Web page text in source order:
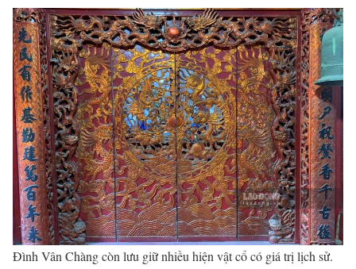
Đình Vân Chàng còn lưu giữ nhiều hiện vật cổ có giá trị lịch sử.